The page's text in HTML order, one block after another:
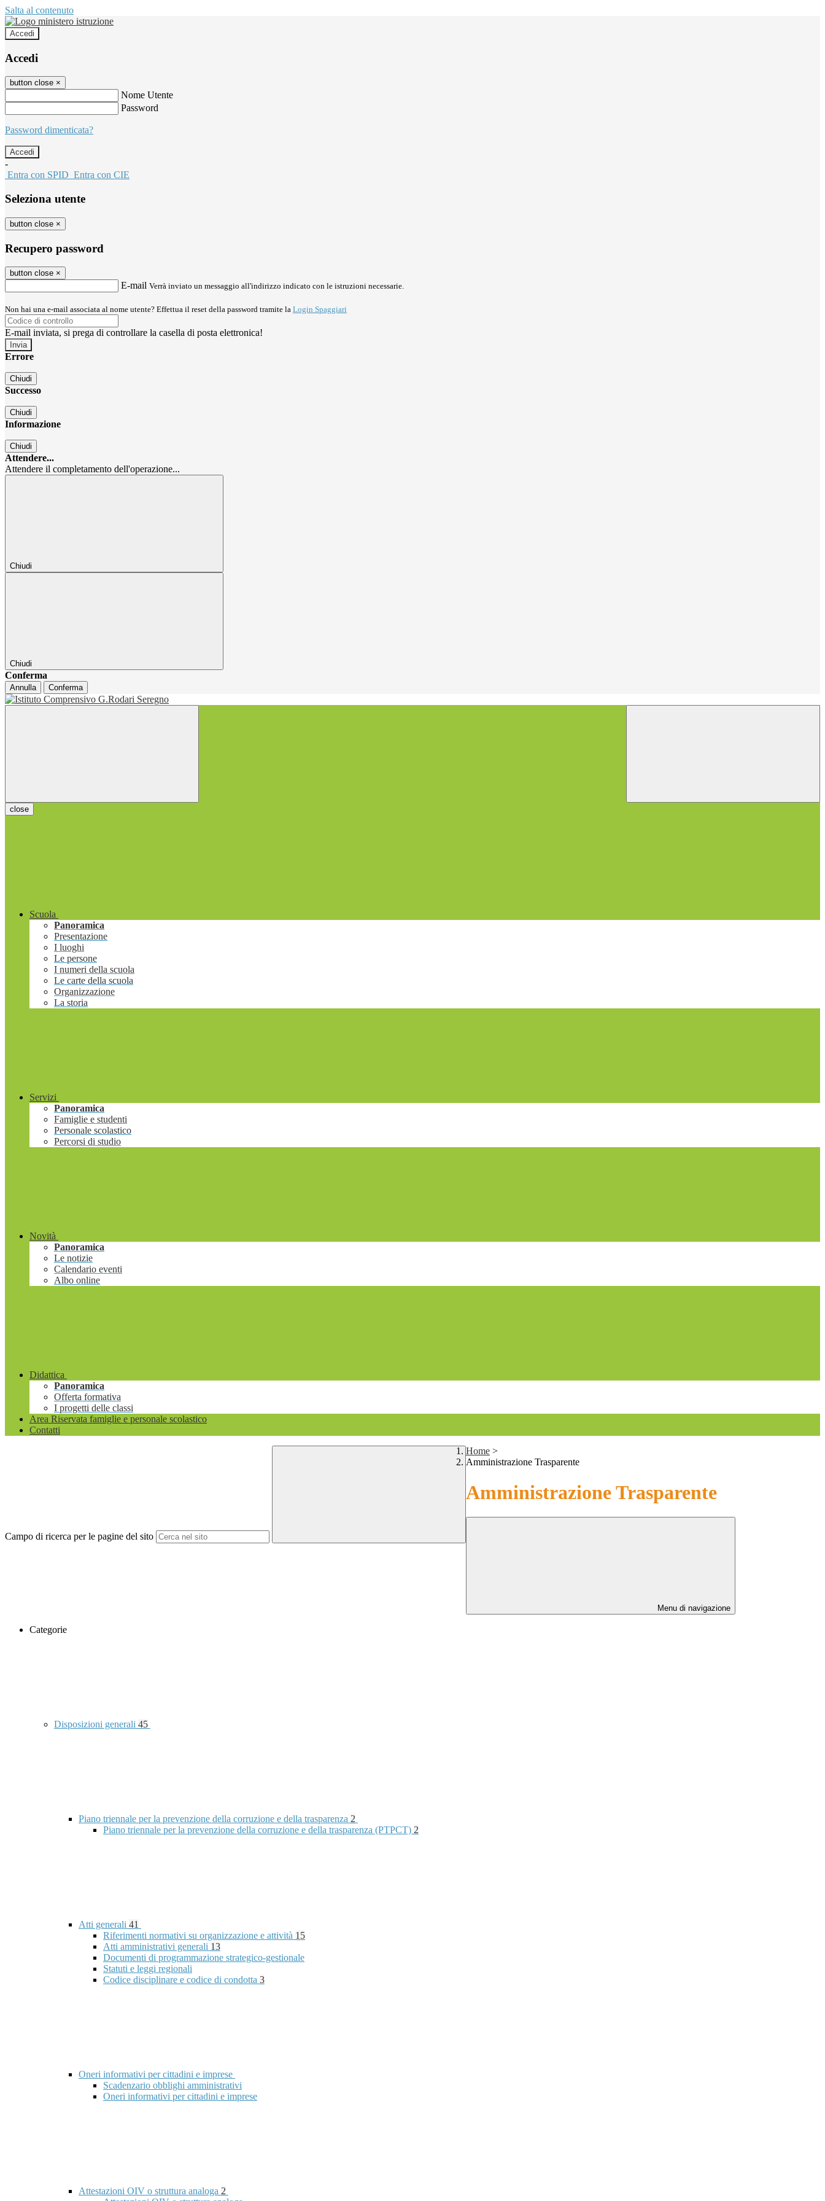
Salta al contenuto
Accedi
Accedi
button close ×
Nome Utente
Password
Password dimenticata?
-
Entra con SPID Entra con CIE
Seleziona utente
button close ×
Recupero password
button close ×
E-mail Verrà inviato un messaggio all'indirizzo indicato con le istruzioni necessarie.
Non hai una e-mail associata al nome utente? Effettua il reset della password tramite la Login Spaggiari
E-mail inviata, si prega di controllare la casella di posta elettronica!
Errore
Chiudi
Successo
Chiudi
Informazione
Chiudi
Attendere...
Attendere il completamento dell'operazione...
Chiudi
Chiudi
Conferma
Annulla Conferma
close
Scuola
Panoramica
Presentazione
I luoghi
Le persone
I numeri della scuola
Le carte della scuola
Organizzazione
La storia
Servizi
Panoramica
Famiglie e studenti
Personale scolastico
Percorsi di studio
Novità
Panoramica
Le notizie
Calendario eventi
Albo online
Didattica
Panoramica
Offerta formativa
I progetti delle classi
Area Riservata famiglie e personale scolastico
Contatti
Campo di ricerca per le pagine del sito
Home >
Amministrazione Trasparente
Amministrazione Trasparente
Menu di navigazione
Categorie
Disposizioni generali 45
Piano triennale per la prevenzione della corruzione e della trasparenza 2
Piano triennale per la prevenzione della corruzione e della trasparenza (PTPCT) 2
Atti generali 41
Riferimenti normativi su organizzazione e attività 15
Atti amministrativi generali 13
Documenti di programmazione strategico-gestionale
Statuti e leggi regionali
Codice disciplinare e codice di condotta 3
Oneri informativi per cittadini e imprese
Scadenzario obblighi amministrativi
Oneri informativi per cittadini e imprese
Attestazioni OIV o struttura analoga 2